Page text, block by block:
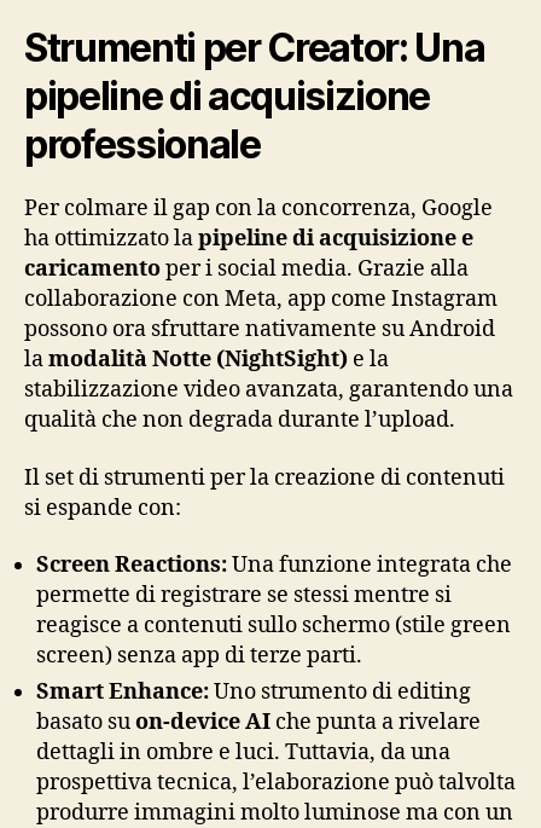
Strumenti per Creator: Una
pipeline di acquisizione
professionale
Per colmare il gap con la concorrenza, Google
ha ottimizzato lapipeline di acquisizione e
caricamentoper i social media. Grazie alla
collaborazione con Meta, app come Instagram
possono ora sfruttare nativamente su Android
lamodalità Notte (NightSight) e la
stabilizzazione video avanzata, garantendo una
qualità che non degrada durante l’upload.
Il set di strumenti per la creazione di contenuti
si espande con:
Screen Reactions:Una funzione integrata che
permette di registrare se stessi mentre si
reagisce a contenuti sullo schermo (stile green
screen) senza app di terze parti.
Smart Enhance:Uno strumento di editing
basato suon-device AI che punta a rivelare
dettagli in ombre e luci. Tuttavia, da una
prospettiva tecnica, l’elaborazione può talvolta
produrre immagini molto luminose ma con un